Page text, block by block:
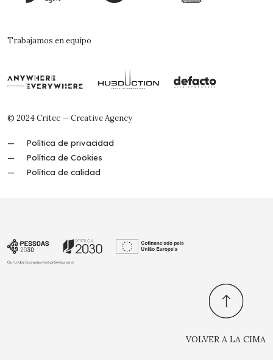
Trabajamos en equipo
© 2024 Critec — Creative Agency
Política de privacidad
Política de Cookies
Política de calidad
VOLVER A LA CIMA